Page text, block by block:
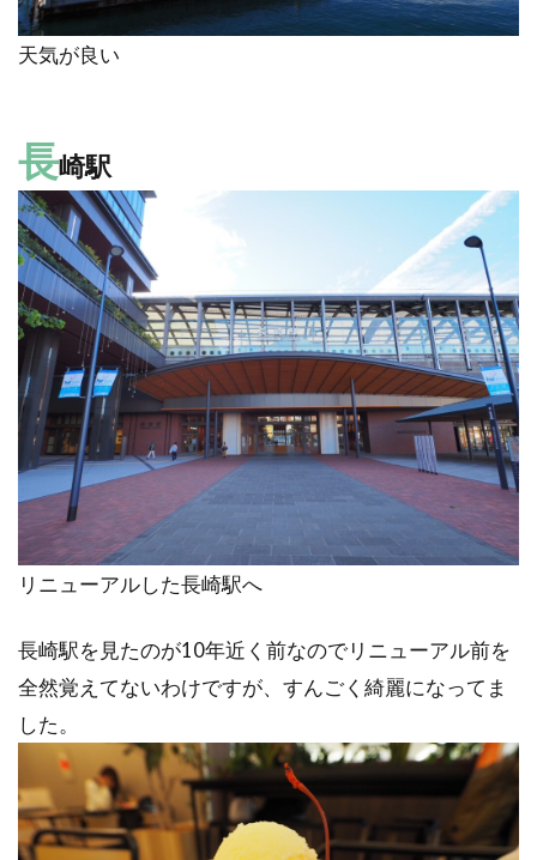
天気が良い
長崎駅
リニューアルした長崎駅へ
長崎駅を見たのが10年近く前なのでリニューアル前を
全然覚えてないわけですが、すんごく綺麗になってま
した。